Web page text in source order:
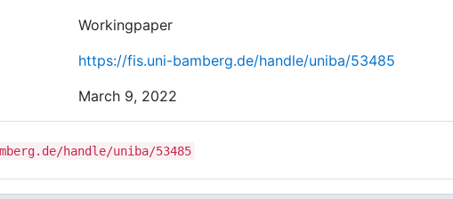
Workingpaper
https://fis.uni-bamberg.de/handle/uniba/53485
March 9, 2022
handle/uniba/53485